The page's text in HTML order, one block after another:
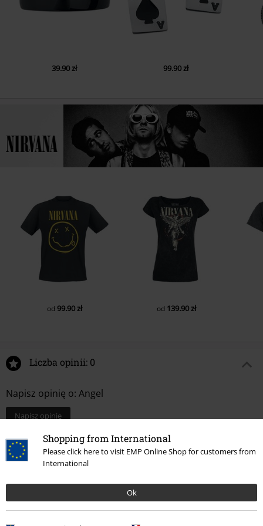
Shopping from International
Please click here to visit EMP Online Shop for customers from
International
Ok
39.90 zł 99.90 zł
od 99.90 zł od 139.90 zł
Liczba opinii: 0
Napisz opinię o: Angel
Napisz opinię